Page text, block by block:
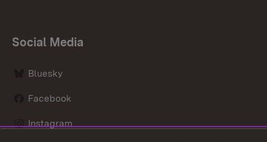
Social Media
Bluesky
Facebook
Instagram